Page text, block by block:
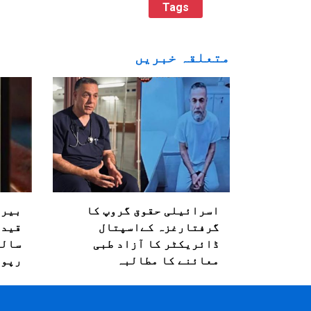
Tags
متعلقہ خبریں
اسرائیلی حقوق گروپ کا
گرفتارغزہ کےاسپتال
ڈائریکٹر کا آزاد طبی
معائنے کا مطالبہ